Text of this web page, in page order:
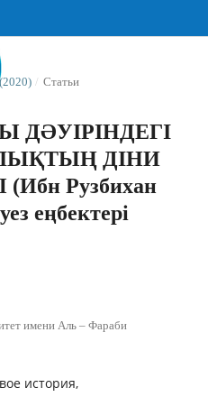
/ Статьи
ДƏУІРІНДЕГІ
ДІНИ
Рузбихан
еңбектері
имени Аль – Фараби
история,